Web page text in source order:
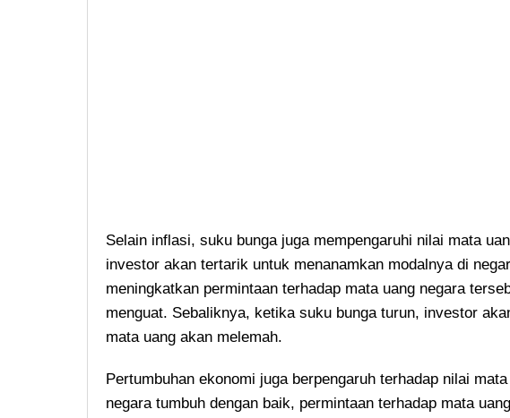
Selain inflasi, suku bunga juga mempengaruhi nilai mata
investor akan tertarik untuk menanamkan modalnya di
meningkatkan permintaan terhadap mata uang negara
menguat. Sebaliknya, ketika suku bunga turun, investor
mata uang akan melemah.
Pertumbuhan ekonomi juga berpengaruh terhadap nilai
negara tumbuh dengan baik, permintaan terhadap mata